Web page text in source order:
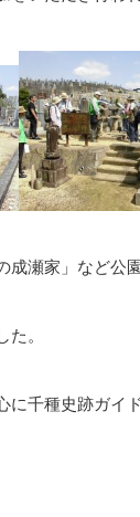
成瀬家」など公
た。
に千種史跡ガイ